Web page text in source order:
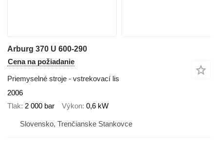
Arburg 370 U 600-290
Cena na požiadanie
Priemyselné stroje - vstrekovací lis
2006
Tlak 2 000 bar Výkon 0,6 kW
Slovensko, Trenčianske Stankovce